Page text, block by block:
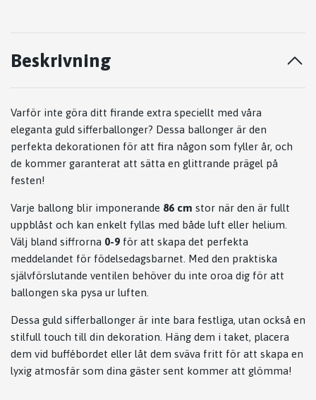
Beskrivning
Varför inte göra ditt firande extra speciellt med våra
eleganta guld sifferballonger? Dessa ballonger är den
perfekta dekorationen för att fira någon som fyller år, och
de kommer garanterat att sätta en glittrande prägel på
festen!
Varje ballong blir imponerande 86 cm stor när den är fullt
uppblåst och kan enkelt fyllas med både luft eller helium.
Välj bland siffrorna 0-9 för att skapa det perfekta
meddelandet för födelsedagsbarnet. Med den praktiska
självförslutande ventilen behöver du inte oroa dig för att
ballongen ska pysa ur luften.
Dessa guld sifferballonger är inte bara festliga, utan också en
stilfull touch till din dekoration. Häng dem i taket, placera
dem vid buffébordet eller låt dem sväva fritt för att skapa en
lyxig atmosfär som dina gäster sent kommer att glömma!